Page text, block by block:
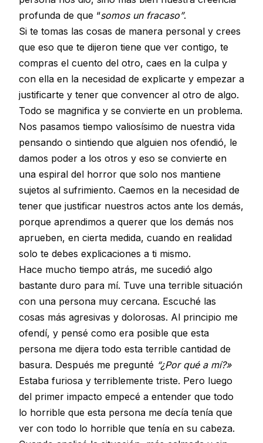
profunda de que “somos un fracaso”.
Si te tomas las cosas de manera personal y crees
que eso que te dijeron tiene que ver contigo, te
compras el cuento del otro, caes en la culpa y
con ella en la necesidad de explicarte y empezar a
justificarte y tener que convencer al otro de algo.
Todo se magnifica y se convierte en un problema.
Nos pasamos tiempo valiosísimo de nuestra vida
pensando o sintiendo que alguien nos ofendió, le
damos poder a los otros y eso se convierte en
una espiral del horror que solo nos mantiene
sujetos al sufrimiento. Caemos en la necesidad de
tener que justificar nuestros actos ante los demás,
porque aprendimos a querer que los demás nos
aprueben, en cierta medida, cuando en realidad
solo te debes explicaciones a ti mismo.
Hace mucho tiempo atrás, me sucedió algo
bastante duro para mí. Tuve una terrible situación
con una persona muy cercana. Escuché las
cosas más agresivas y dolorosas. Al principio me
ofendí, y pensé como era posible que esta
persona me dijera todo esta terrible cantidad de
basura. Después me pregunté “¿Por qué a mí?»
Estaba furiosa y terriblemente triste. Pero luego
del primer impacto empecé a entender que todo
lo horrible que esta persona me decía tenía que
ver con todo lo horrible que tenía en su cabeza.